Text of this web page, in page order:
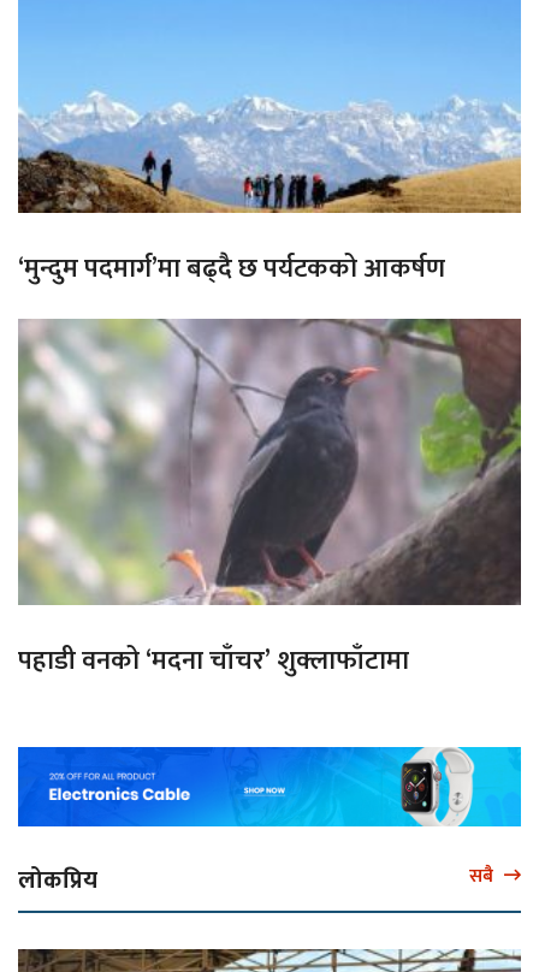
‘मुन्दुम पदमार्ग’मा बढ्दै छ पर्यटकको आकर्षण
पहाडी वनको ‘मदना चाँचर’ शुक्लाफाँटामा
लोकप्रिय सबै